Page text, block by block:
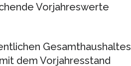
Vorjahreswerte
Gesamthaushaltes
dem Vorjahresstand